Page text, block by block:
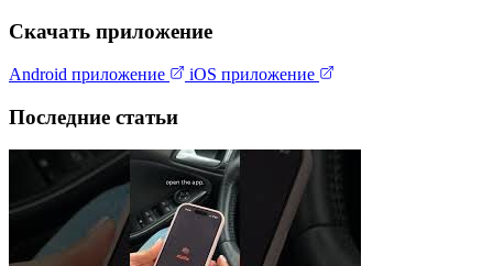
Скачать приложение
Android приложение iOS приложение
Последние статьи